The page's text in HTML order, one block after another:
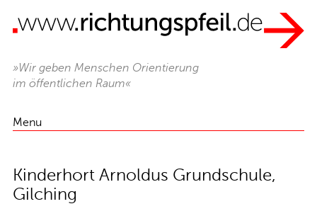
»Wir geben Menschen Orientierung
im öffentlichen Raum«
Menu
Kinderhort Arnoldus Grundschule,
Gilching